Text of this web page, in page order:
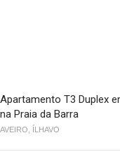
Apartamento T3 Duplex
na Praia da Barra
AVEIRO, ÍLHAVO